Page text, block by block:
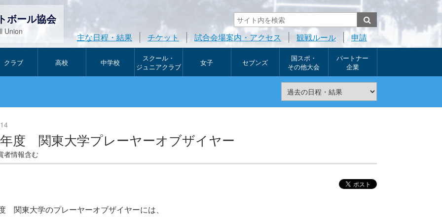
ボール協会
Union
主な日程・結果 チケット 試合会場案内・アクセス 観戦ルール 申請
クラブ 高校 中学校
スクール・
ジュニアクラブ
女子 セブンズ
国スポ・
その他大会
パートナー
企業
度 関東大学プレーヤーオブザイヤー
者情報含む
関東大学のプレーヤーオブザイヤーには、